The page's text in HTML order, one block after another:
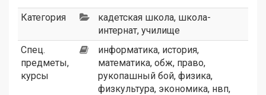
Категория кадетская школа, школа-
интернат, училище
Спец.
предметы,
курсы
информатика, история,
математика, обж, право,
рукопашный бой, физика,
физкультура, экономика, нвп,